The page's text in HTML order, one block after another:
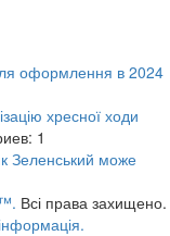
оформлення в 2024
хресної ходи
1
Зеленський може
Всі права захищено.